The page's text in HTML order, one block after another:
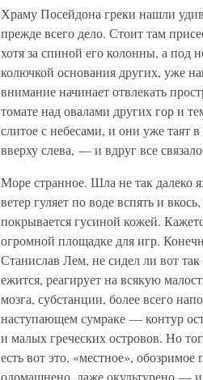
Храму Посейдона греки нашли
прежде всего дело. Стоит там
хотя за спиной его колонны, а под
колючкой основания других, уже
внимание начинает отвлекать
томате над овалами других гор и
слитое с небесами, и они уже
вверху слева, — и вдруг все
Море странное. Шла не так далеко
ветер гуляет по воде вспять и
покрывается гусиной кожей.
огромной площадке для игр.
Станислав Лем, не сидел ли вот
ежится, реагирует на всякую
мозга, субстанции, более всего
наступающем сумраке — контур
и малых греческих островов. Но
есть вот это, «местное»,
одомашнено, даже окультурено — и